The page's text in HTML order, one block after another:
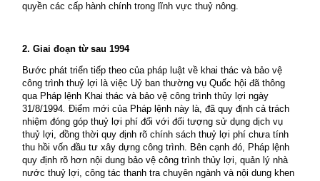
quyền các cấp hành chính trong lĩnh vực thuỷ nông.
2. Giai đoạn từ sau 1994
Bước phát triển tiếp theo của pháp luật về khai thác và bảo vệ
công trình thuỷ lợi là việc Uỷ ban thường vụ Quốc hội đã thông
qua Pháp lệnh Khai thác và bảo vệ công trình thủy lợi ngày
31/8/1994. Điểm mới của Pháp lệnh này là, đã quy định cả trách
nhiệm đóng góp thuỷ lợi phí đối với đối tượng sử dụng dịch vụ
thuỷ lợi, đồng thời quy định rõ chính sách thuỷ lợi phí chưa tính
thu hồi vốn đầu tư xây dựng công trình. Bên cạnh đó, Pháp lệnh
quy định rõ hơn nội dung bảo vệ công trình thủy lợi, quản lý nhà
nước thuỷ lợi, công tác thanh tra chuyên ngành và nội dung khen